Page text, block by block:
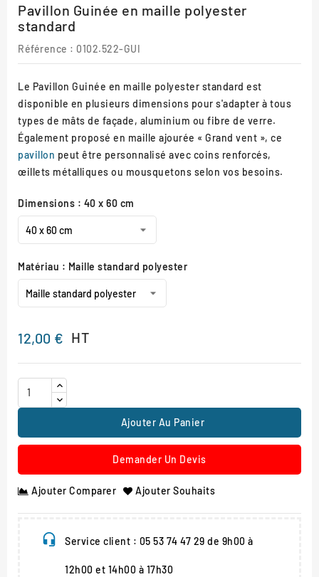
Pavillon Guinée en maille polyester
standard
Référence : 0102.522-GUI
Le Pavillon Guinée en maille polyester standard est
disponible en plusieurs dimensions pour s'adapter à tous
types de mâts de façade, aluminium ou fibre de verre.
Également proposé en maille ajourée « Grand vent », ce
pavillon peut être personnalisé avec coins renforcés,
œillets métalliques ou mousquetons selon vos besoins.
Dimensions : 40 x 60 cm
Matériau : Maille standard polyester
12,00 € HT
Ajouter Au Panier
Demander Un Devis
Ajouter Comparer Ajouter Souhaits
Service client : 05 53 74 47 29 de 9h00 à
12h00 et 14h00 à 17h30